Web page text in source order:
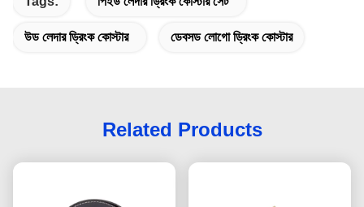
উড লেদার ড্রিংক কোস্টার ডেবসড লোগো ড্রিংক কোস্টার
Related Products